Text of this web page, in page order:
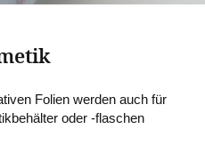
Folien werden auch für
oder -flaschen